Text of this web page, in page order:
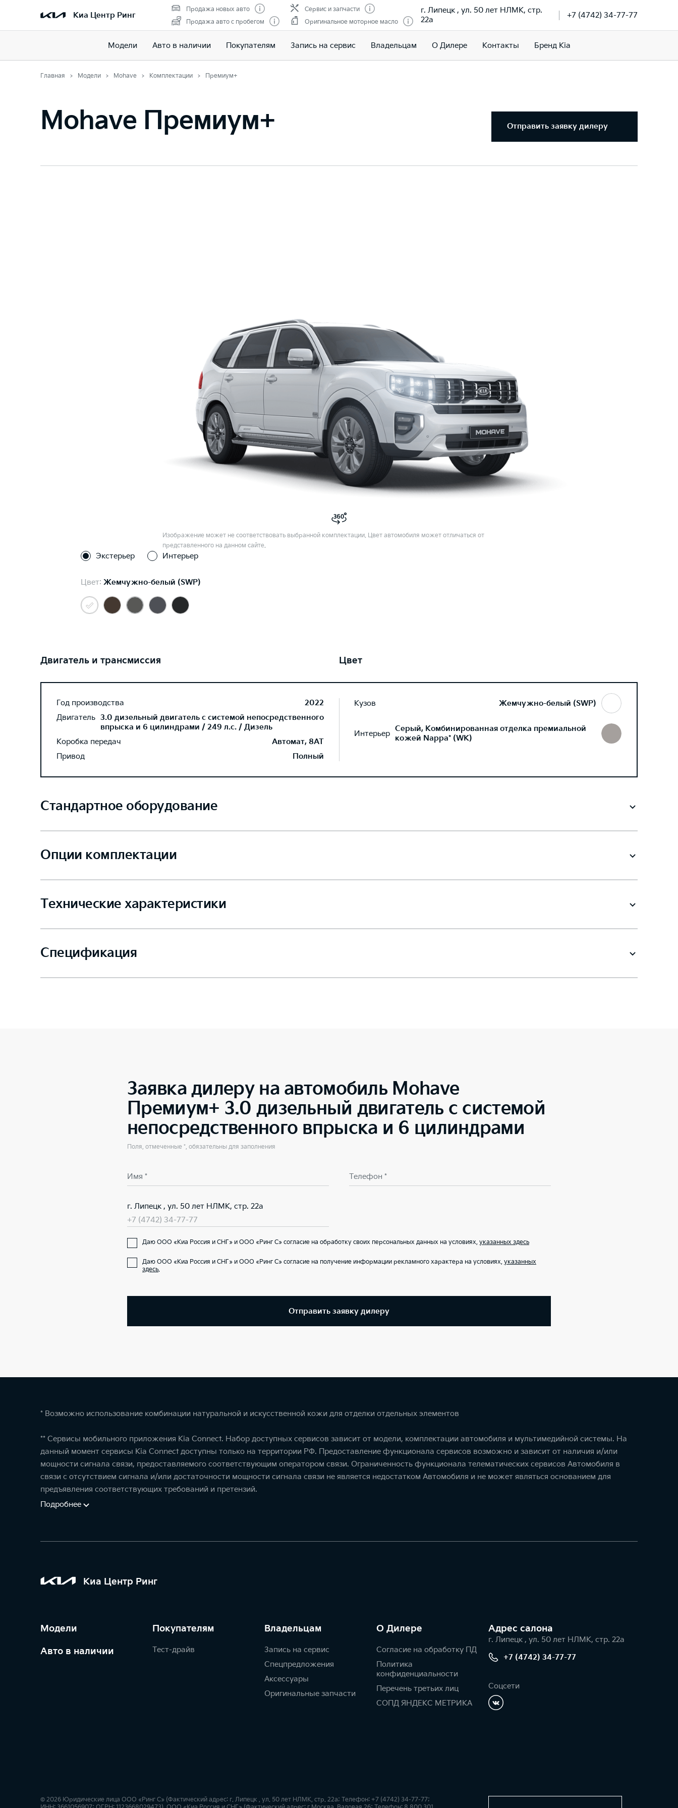
Киа Центр Ринг
Продажа новых авто
Продажа авто с пробегом
Сервис и запчасти
Оригинальное моторное масло
г. Липецк , ул. 50 лет НЛМК, стр.
22а
+7 (4742) 34-77-77
Модели Авто в наличии Покупателям Запись на сервис Владельцам О Дилере Контакты Бренд Kia
Главная Модели Mohave Комплектации Премиум+
Mohave Премиум+ Отправить заявку дилеру
Изображение может не соответствовать выбранной комплектации. Цвет автомобиля может отличаться от
представленного на данном сайте.
Экстерьер Интерьер
Цвет: Жемчужно-белый (SWP)
Двигатель и трансмиссия
Год производства
2022
Двигатель 3.0 дизельный двигатель с системой непосредственного
впрыска и 6 цилиндрами / 249 л.с. / Дизель
Коробка передач
Автомат, 8AT
Привод
Полный
Цвет
Кузов Жемчужно-белый (SWP)
Интерьер Серый, Комбинированная отделка премиальной
кожей Nappa* (WK)
Стандартное оборудование
Опции комплектации
Технические характеристики
Спецификация
Заявка дилеру на автомобиль Mohave
Премиум+ 3.0 дизельный двигатель с системой
непосредственного впрыска и 6 цилиндрами
Поля, отмеченные *, обязательны для заполнения
Имя * Телефон *
г. Липецк , ул. 50 лет НЛМК, стр. 22а
+7 (4742) 34-77-77
Даю ООО «Киа Россия и СНГ» и ООО «Ринг С» согласие на обработку своих персональных данных на условиях, указанных здесь
Даю ООО «Киа Россия и СНГ» и ООО «Ринг С» согласие на получение информации рекламного характера на условиях, указанных
здесь.
Отправить заявку дилеру
* Возможно использование комбинации натуральной и искусственной кожи для отделки отдельных элементов
** Сервисы мобильного приложения Kia Connect. Набор доступных сервисов зависит от модели, комплектации автомобиля и мультимедийной системы. На
данный момент сервисы Kia Connect доступны только на территории РФ. Предоставление функционала сервисов возможно и зависит от наличия и/или
мощности сигнала связи, предоставляемого соответствующим оператором связи. Ограниченность функционала телематических сервисов Автомобиля в
связи с отсутствием сигнала и/или достаточности мощности сигнала связи не является недостатком Автомобиля и не может являться основанием для
предъявления соответствующих требований и претензий.
Подробнее
Киа Центр Ринг
Модели
Авто в наличии
Покупателям
Тест-драйв
Владельцам
Запись на сервис
Спецпредложения
Аксессуары
Оригинальные запчасти
О Дилере
Согласие на обработку ПД
Политика
конфиденциальности
Перечень третьих лиц
СОПД ЯНДЕКС МЕТРИКА
Адрес салонa
г. Липецк , ул. 50 лет НЛМК, стр. 22а
+7 (4742) 34-77-77
Соцсети
© 2026 Юридические лица ООО «Ринг С» (Фактический адрес: г. Липецк , ул. 50 лет НЛМК, стр. 22а; Телефон: +7 (4742) 34-77-77;